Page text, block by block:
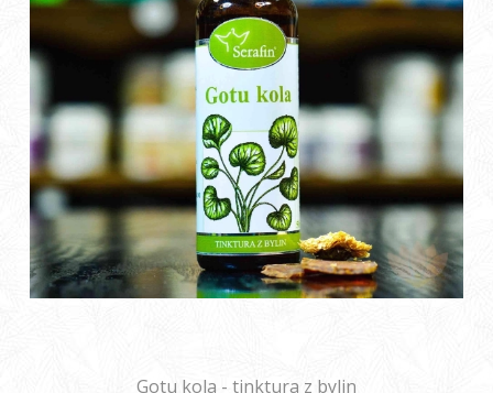
Gotu kola - tinktura z bylin